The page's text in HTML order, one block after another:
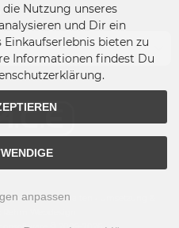
Rechte vorbehalten • Umsetzung &
Nutzung unseres
und Dir ein
bieten zu
Informationen findest Du
anpassen